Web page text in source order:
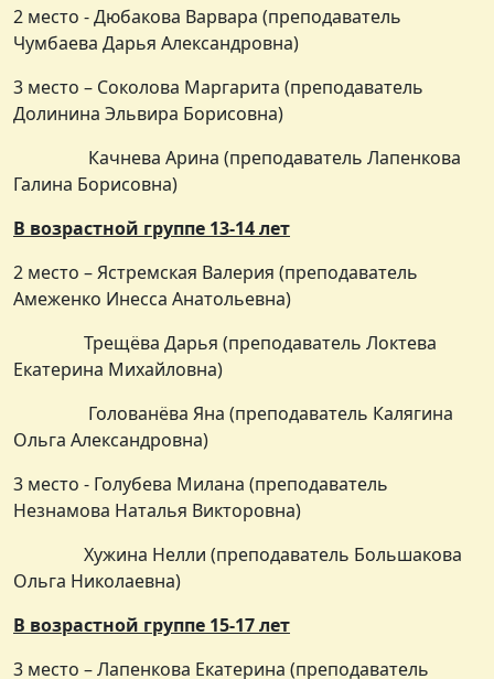
2 место - Дюбакова Варвара (преподаватель
Чумбаева Дарья Александровна)
3 место – Соколова Маргарита (преподаватель
Долинина Эльвира Борисовна)
Качнева Арина (преподаватель Лапенкова
Галина Борисовна)
В возрастной группе 13-14 лет
2 место – Ястремская Валерия (преподаватель
Амеженко Инесса Анатольевна)
Трещёва Дарья (преподаватель Локтева
Екатерина Михайловна)
Голованёва Яна (преподаватель Калягина
Ольга Александровна)
3 место - Голубева Милана (преподаватель
Незнамова Наталья Викторовна)
Хужина Нелли (преподаватель Большакова
Ольга Николаевна)
В возрастной группе 15-17 лет
3 место – Лапенкова Екатерина (преподаватель